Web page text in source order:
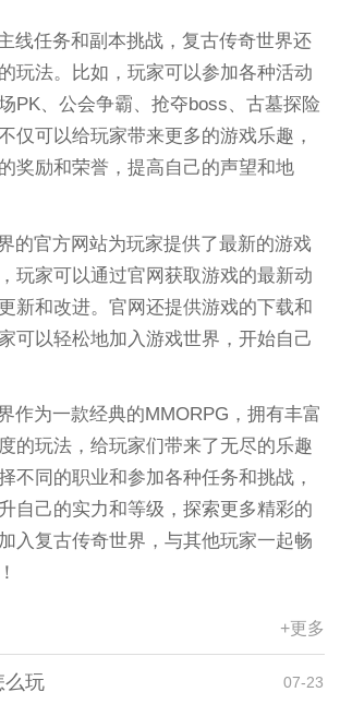
线任务和副本挑战，复古传奇世界还
玩法。比如，玩家可以参加各种活动
PK、公会争霸、抢夺boss、古墓探险
仅可以给玩家带来更多的游戏乐趣，
奖励和荣誉，提高自己的声望和地
的官方网站为玩家提供了最新的游戏
玩家可以通过官网获取游戏的最新动
新和改进。官网还提供游戏的下载和
可以轻松地加入游戏世界，开始自己
作为一款经典的MMORPG，拥有丰富
的玩法，给玩家们带来了无尽的乐趣
不同的职业和参加各种任务和挑战，
自己的实力和等级，探索更多精彩的
入复古传奇世界，与其他玩家一起畅
+更多
么玩 07-23